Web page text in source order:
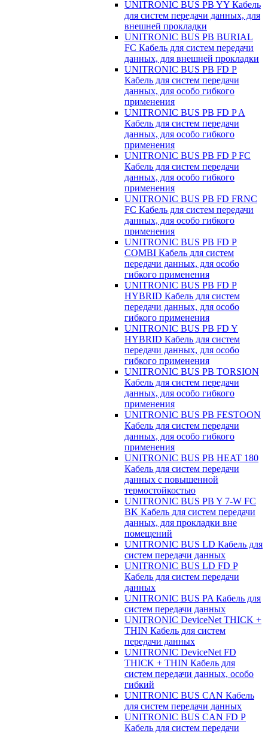
UNITRONIC BUS PB YY Кабель
для систем передачи данных, для
внешней прокладки
UNITRONIC BUS PB BURIAL
FC Кабель для систем передачи
данных, для внешней прокладки
UNITRONIC BUS PB FD P
Кабель для систем передачи
данных, для особо гибкого
применения
UNITRONIC BUS PB FD P A
Кабель для систем передачи
данных, для особо гибкого
применения
UNITRONIC BUS PB FD P FC
Кабель для систем передачи
данных, для особо гибкого
применения
UNITRONIC BUS PB FD FRNC
FC Кабель для систем передачи
данных, для особо гибкого
применения
UNITRONIC BUS PB FD P
COMBI Кабель для систем
передачи данных, для особо
гибкого применения
UNITRONIC BUS PB FD P
HYBRID Кабель для систем
передачи данных, для особо
гибкого применения
UNITRONIC BUS PB FD Y
HYBRID Кабель для систем
передачи данных, для особо
гибкого применения
UNITRONIC BUS PB TORSION
Кабель для систем передачи
данных, для особо гибкого
применения
UNITRONIC BUS PB FESTOON
Кабель для систем передачи
данных, для особо гибкого
применения
UNITRONIC BUS PB HEAT 180
Кабель для систем передачи
данных с повышенной
термостойкостью
UNITRONIC BUS PB Y 7-W FC
BK Кабель для систем передачи
данных, для прокладки вне
помещений
UNITRONIC BUS LD Кабель для
систем передачи данных
UNITRONIC BUS LD FD P
Кабель для систем передачи
данных
UNITRONIC BUS PA Кабель для
систем передачи данных
UNITRONIC DeviceNet THICK +
THIN Кабель для систем
передачи данных
UNITRONIC DeviceNet FD
THICK + THIN Кабель для
систем передачи данных, особо
гибкий
UNITRONIC BUS CAN Кабель
для систем передачи данных
UNITRONIC BUS CAN FD P
Кабель для систем передачи